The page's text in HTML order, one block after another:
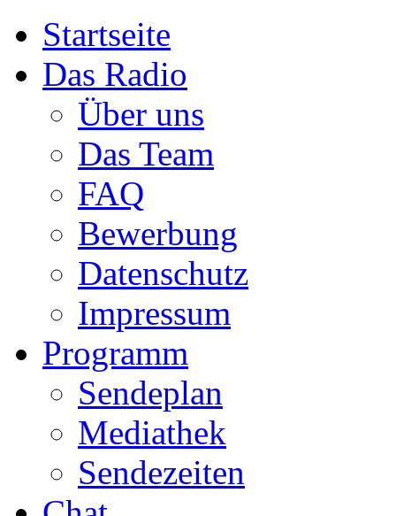
Startseite
Das Radio
Über uns
Das Team
FAQ
Bewerbung
Datenschutz
Impressum
Programm
Sendeplan
Mediathek
Sendezeiten